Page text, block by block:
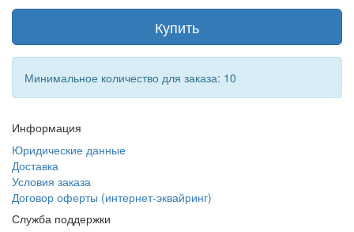
Купить
Минимальное количество для заказа: 10
Информация
Юридические данные
Доставка
Условия заказа
Договор оферты (интернет-эквайринг)
Служба поддержки